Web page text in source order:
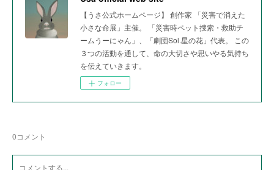
【うさ公式ホームページ】 創作家 「災害で消えた
小さな命展」主催。 「災害時ペット捜索・救助チ
ームうーにゃん」、「劇団Sol.星の花」代表。 この
３つの活動を通して、命の大切さや思いやる気持ち
を伝えていきます。
フォロー
0コメント